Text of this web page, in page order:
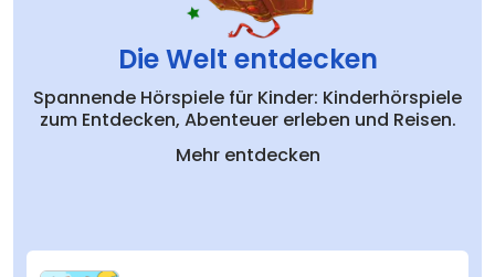
Die Welt entdecken
Spannende Hörspiele für Kinder: Kinderhörspiele
zum Entdecken, Abenteuer erleben und Reisen.
Mehr entdecken